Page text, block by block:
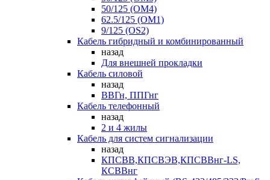
50/125 (OM4)
62.5/125 (OM1)
9/125 (OS2)
Кабель гибридный и комбинированный
назад
Для внешней прокладки
Кабель силовой
назад
ВВГн, ППГнг
Кабель телефонный
назад
2 и 4 жилы
Кабель для систем сигнализации
назад
КПСВВ,КПСВЭВ,КПСВВнг-LS,
КСВВнг